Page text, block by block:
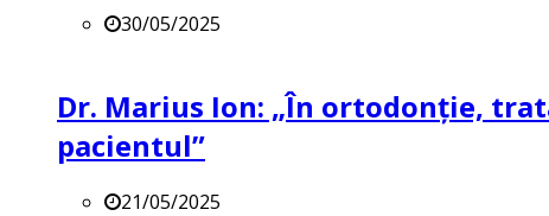
30/05/2025
Dr. Marius Ion: „În ortodonție,
pacientul”
21/05/2025